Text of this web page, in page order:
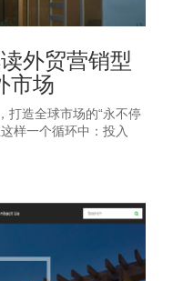
外贸营销型
市场
打造全球市场的“永不停
样一个循环中：投入